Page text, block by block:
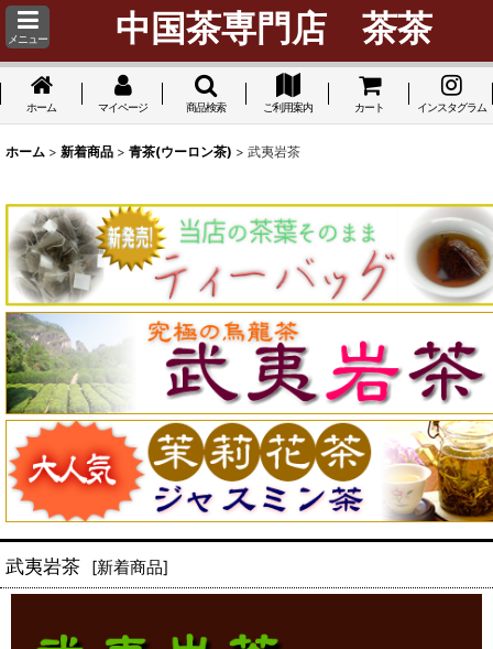
メニュー 中国茶専門店 茶茶
ホーム マイページ 商品検索 ご利用案内 カート インスタグラム
ホーム > 新着商品 > 青茶(ウーロン茶) > 武夷岩茶
武夷岩茶 [新着商品]